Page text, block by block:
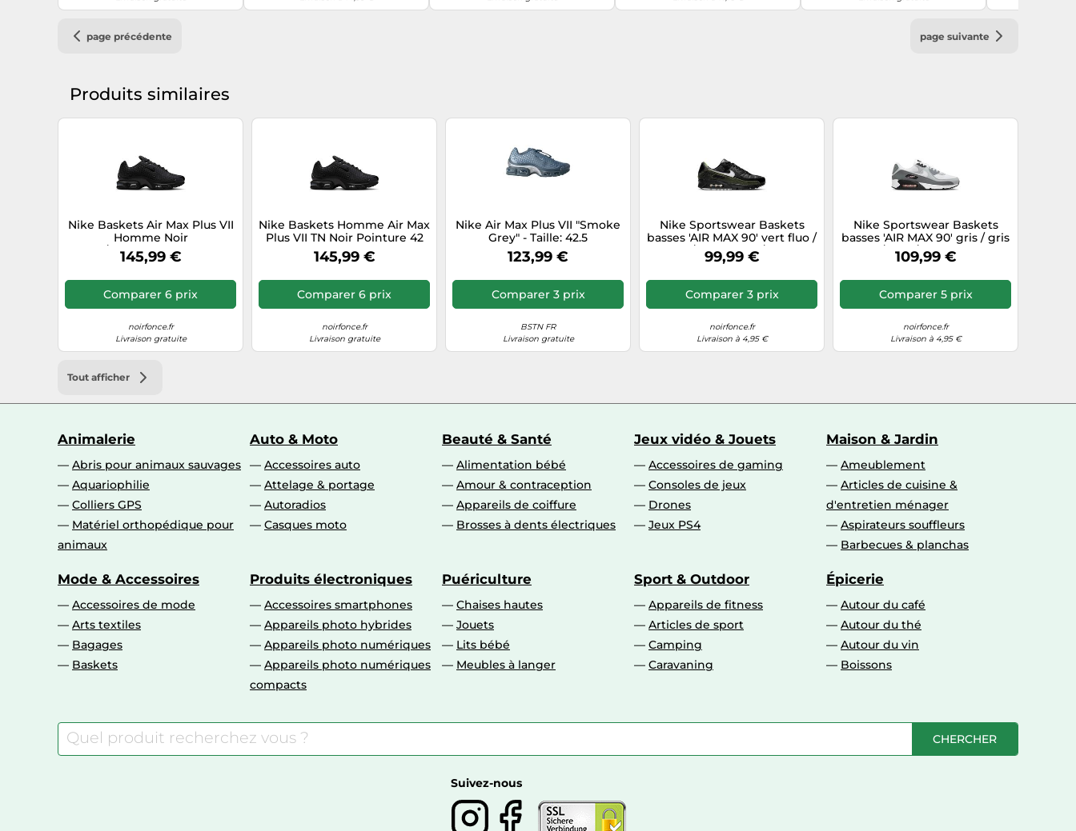
page précédente page suivante
Produits similaires
Nike Baskets Air Max Plus VII
Homme Noir
Maille/Synthétique Taille 44
145,99 €
Comparer 6 prix
noirfonce.fr
Livraison gratuite
Nike Baskets Homme Air Max
Plus VII TN Noir Pointure 42
145,99 €
Comparer 6 prix
noirfonce.fr
Livraison gratuite
Nike Air Max Plus VII "Smoke
Grey" - Taille: 42.5
123,99 €
Comparer 3 prix
BSTN FR
Livraison gratuite
Nike Sportswear Baskets
basses 'AIR MAX 90' vert fluo /
noir / noir chiné / blanc
cassé, Taille 41
99,99 €
Comparer 3 prix
noirfonce.fr
Livraison à 4,95 €
Nike Sportswear Baskets
basses 'AIR MAX 90' gris / gris
foncé / noir / blanc, Taille 44
109,99 €
Comparer 5 prix
noirfonce.fr
Livraison à 4,95 €
Tout afficher
Animalerie
Abris pour animaux sauvages
Aquariophilie
Colliers GPS
Matériel orthopédique pour
animaux
Auto & Moto
Accessoires auto
Attelage & portage
Autoradios
Casques moto
Beauté & Santé
Alimentation bébé
Amour & contraception
Appareils de coiffure
Brosses à dents électriques
Jeux vidéo & Jouets
Accessoires de gaming
Consoles de jeux
Drones
Jeux PS4
Maison & Jardin
Ameublement
Articles de cuisine &
d'entretien ménager
Aspirateurs souffleurs
Barbecues & planchas
Mode & Accessoires
Accessoires de mode
Arts textiles
Bagages
Baskets
Produits électroniques
Accessoires smartphones
Appareils photo hybrides
Appareils photo numériques
Appareils photo numériques
compacts
Puériculture
Chaises hautes
Jouets
Lits bébé
Meubles à langer
Sport & Outdoor
Appareils de fitness
Articles de sport
Camping
Caravaning
Épicerie
Autour du café
Autour du thé
Autour du vin
Boissons
CHERCHER
Suivez-nous